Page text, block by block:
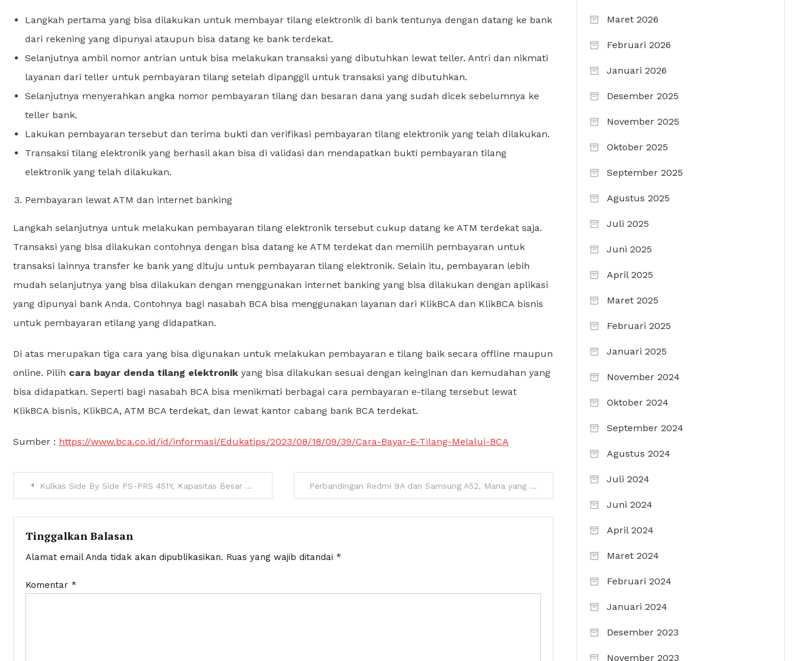
Langkah pertama yang bisa dilakukan untuk membayar tilang elektronik di bank tentunya dengan datang ke bank
dari rekening yang dipunyai ataupun bisa datang ke bank terdekat.
Selanjutnya ambil nomor antrian untuk bisa melakukan transaksi yang dibutuhkan lewat teller. Antri dan nikmati
layanan dari teller untuk pembayaran tilang setelah dipanggil untuk transaksi yang dibutuhkan.
Selanjutnya menyerahkan angka nomor pembayaran tilang dan besaran dana yang sudah dicek sebelumnya ke
teller bank.
Lakukan pembayaran tersebut dan terima bukti dan verifikasi pembayaran tilang elektronik yang telah dilakukan.
Transaksi tilang elektronik yang berhasil akan bisa di validasi dan mendapatkan bukti pembayaran tilang
elektronik yang telah dilakukan.
Pembayaran lewat ATM dan internet banking
Langkah selanjutnya untuk melakukan pembayaran tilang elektronik tersebut cukup datang ke ATM terdekat saja.
Transaksi yang bisa dilakukan contohnya dengan bisa datang ke ATM terdekat dan memilih pembayaran untuk
transaksi lainnya transfer ke bank yang dituju untuk pembayaran tilang elektronik. Selain itu, pembayaran lebih
mudah selanjutnya yang bisa dilakukan dengan menggunakan internet banking yang bisa dilakukan dengan aplikasi
yang dipunyai bank Anda. Contohnya bagi nasabah BCA bisa menggunakan layanan dari KlikBCA dan KlikBCA bisnis
untuk pembayaran etilang yang didapatkan.
Di atas merupakan tiga cara yang bisa digunakan untuk melakukan pembayaran e tilang baik secara offline maupun
online. Pilih cara bayar denda tilang elektronik yang bisa dilakukan sesuai dengan keinginan dan kemudahan yang
bisa didapatkan. Seperti bagi nasabah BCA bisa menikmati berbagai cara pembayaran e-tilang tersebut lewat
KlikBCA bisnis, KlikBCA, ATM BCA terdekat, dan lewat kantor cabang bank BCA terdekat.
Sumber : https://www.bca.co.id/id/informasi/Edukatips/2023/08/18/09/39/Cara-Bayar-E-Tilang-Melalui-BCA
Navigasi
pos
Kulkas Side By Side PS-PRS 451Y, Kapasitas Besar dengan Harga Terjangkau Perbandingan Redmi 9A dan Samsung A52, Mana yang Lebih Baik untuk Anda?
Tinggalkan Balasan
Alamat email Anda tidak akan dipublikasikan. Ruas yang wajib ditandai *
Komentar *
Maret 2026
Februari 2026
Januari 2026
Desember 2025
November 2025
Oktober 2025
September 2025
Agustus 2025
Juli 2025
Juni 2025
April 2025
Maret 2025
Februari 2025
Januari 2025
November 2024
Oktober 2024
September 2024
Agustus 2024
Juli 2024
Juni 2024
April 2024
Maret 2024
Februari 2024
Januari 2024
Desember 2023
November 2023